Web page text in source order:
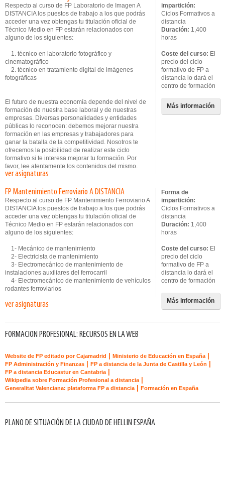
Respecto al curso de FP Laboratorio de Imagen A
DISTANCIA los puestos de trabajo a los que podrás
acceder una vez obtengas tu titulación oficial de
Técnico Medio en FP estarán relacionados con
alguno de los siguientes:
1. técnico en laboratorio fotográfico y
cinematográfico
2. técnico en tratamiento digital de imágenes
fotográficas
El futuro de nuestra economía depende del nivel de
formación de nuestra base laboral y de nuestras
empresas. Diversas personalidades y entidades
públicas lo reconocen: debemos mejorar nuestra
formación en las empresas y trabajadores para
ganar la batalla de la competitividad. Nosotros te
ofrecemos la posibilidad de realizar este ciclo
formativo si te interesa mejorar tu formación. Por
favor, lee atentamente los contenidos del mismo.
ver asignaturas
impartición:
Ciclos Formativos a
distancia
Duración: 1,400
horas
Coste del curso: El
precio del ciclo
formativo de FP a
distancia lo dará el
centro de formación
Más información
FP Mantenimiento Ferroviario A DISTANCIA
Respecto al curso de FP Mantenimiento Ferroviario A
DISTANCIA los puestos de trabajo a los que podrás
acceder una vez obtengas tu titulación oficial de
Técnico Medio en FP estarán relacionados con
alguno de los siguientes:
1- Mecánico de mantenimiento
2- Electricista de mantenimiento
3- Electromecánico de mantenimiento de
instalaciones auxiliares del ferrocarril
4- Electromecánico de mantenimiento de vehículos
rodantes ferroviarios
ver asignaturas
Forma de
impartición:
Ciclos Formativos a
distancia
Duración: 1,400
horas
Coste del curso: El
precio del ciclo
formativo de FP a
distancia lo dará el
centro de formación
Más información
FORMACION PROFESIONAL: RECURSOS EN LA WEB
Website de FP editado por Cajamadrid Ministerio de Educación en España
FP Administración y Finanzas FP a distancia de la Junta de Castilla y León
FP a distancia Educastur en Cantabria
Wikipedia sobre Formación Profesional a distancia
Generalitat Valenciana: plataforma FP a distancia Formación en España
PLANO DE SITUACIÓN DE LA CIUDAD DE HELLIN ESPAÑA